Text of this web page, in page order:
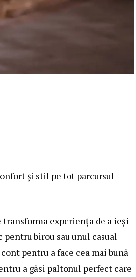
și stil pe tot parcursul
experiența de a ieși
birou sau unul casual
pentru a face cea mai bună
a găsi paltonul perfect care